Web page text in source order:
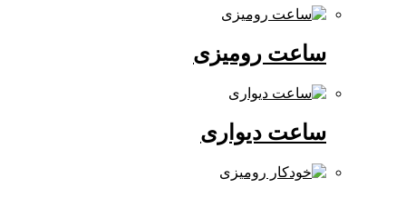
ساعت رومیزی
ساعت دیواری